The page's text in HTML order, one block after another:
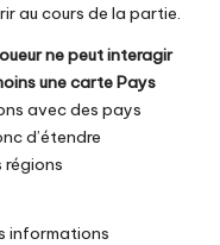
au cours de la partie.
ne peut interagir
une carte Pays
avec des pays
d’étendre
régions
informations